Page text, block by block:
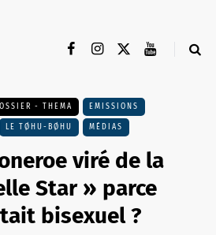
- THEMA EMISSIONS
LE TØHU-BØHU MÉDIAS
viré de la
Star » parce
bisexuel ?